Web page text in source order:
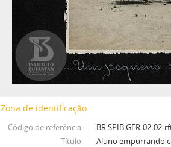
Zona de identificação
Código de referência
BR SPIB GER-02-02-
Título
Aluno empurrando